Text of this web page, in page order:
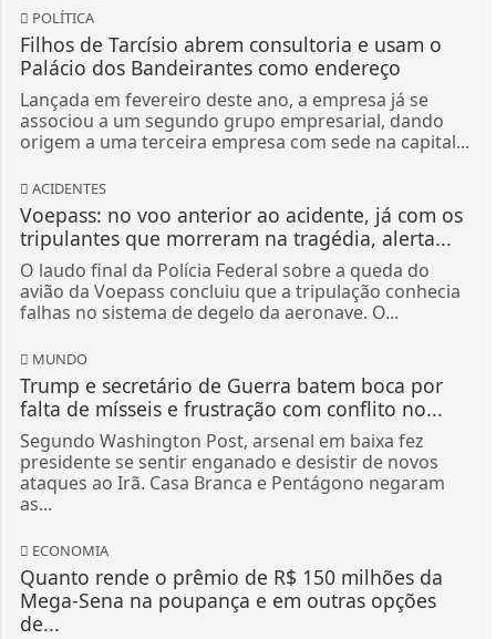
POLÍTICA
Filhos de Tarcísio abrem consultoria e usam o
Palácio dos Bandeirantes como endereço
Lançada em fevereiro deste ano, a empresa já se
associou a um segundo grupo empresarial, dando
origem a uma terceira empresa com sede na capital...
ACIDENTES
Voepass: no voo anterior ao acidente, já com os
tripulantes que morreram na tragédia, alerta...
O laudo final da Polícia Federal sobre a queda do
avião da Voepass concluiu que a tripulação conhecia
falhas no sistema de degelo da aeronave. O...
MUNDO
Trump e secretário de Guerra batem boca por
falta de mísseis e frustração com conflito no...
Segundo Washington Post, arsenal em baixa fez
presidente se sentir enganado e desistir de novos
ataques ao Irã. Casa Branca e Pentágono negaram
as...
ECONOMIA
Quanto rende o prêmio de R$ 150 milhões da
Mega-Sena na poupança e em outras opções
de...